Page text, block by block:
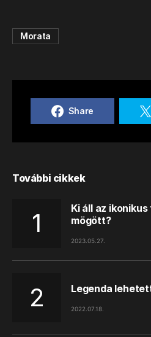
Morata
Share
További cikkek
Ki áll az
mögött?
2023.05.27.
Legenda
2022.07.18.